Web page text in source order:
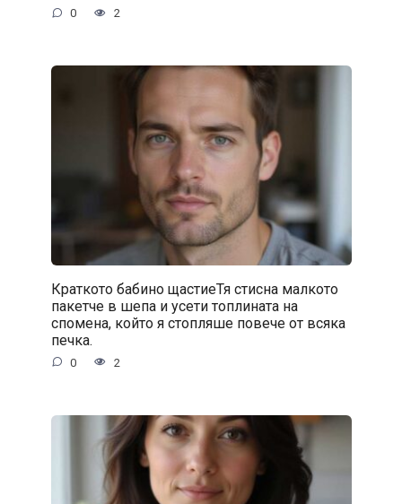
0 2
Краткото бабино щастиеТя стисна малкото
пакетче в шепа и усети топлината на
спомена, който я стопляше повече от всяка
печка.
0 2